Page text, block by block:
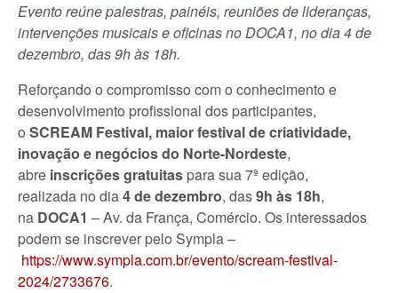
Evento reúne palestras, painéis, reuniões de lideranças,
intervenções musicais e oficinas no DOCA1, no dia 4 de
dezembro, das 9h às 18h.
Reforçando o compromisso com o conhecimento e
desenvolvimento profissional dos participantes,
o SCREAM Festival, maior festival de criatividade,
inovação e negócios do Norte-Nordeste,
abre inscrições gratuitas para sua 7ª edição,
realizada no dia4 de dezembro, das9h às 18h,
na DOCA1 – Av. da França, Comércio. Os interessados
podem se inscrever pelo Sympla –
https://www.sympla.com.br/evento/scream-festival-
2024/2733676.